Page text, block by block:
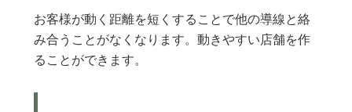
お客様が動く距離を短くすることで他の導線と絡
み合うことがなくなります。動きやすい店舗を作
ることができます。